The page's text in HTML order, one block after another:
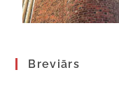
Breviārs